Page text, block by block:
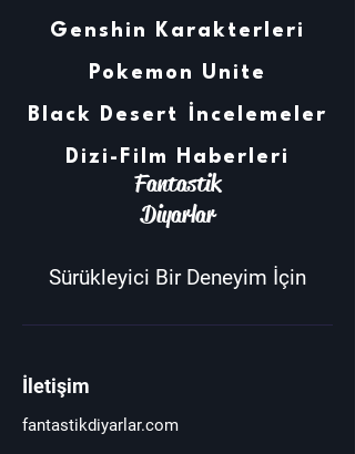
Genshin Karakterleri
Pokemon Unite
Black Desert İncelemeler
Dizi-Film Haberleri
Fantastik
Diyarlar
Sürükleyici Bir Deneyim İçin
İletişim
fantastikdiyarlar.com